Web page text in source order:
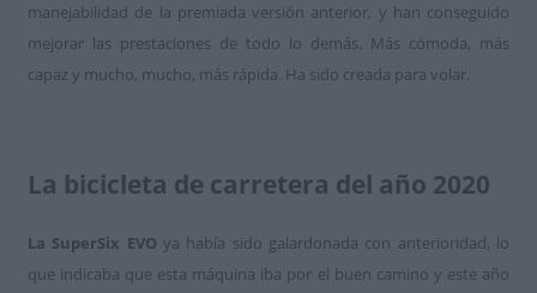
manejabilidad de la premiada versión anterior, y han conseguido
mejorar las prestaciones de todo lo demás. Más cómoda, más
capaz y mucho, mucho, más rápida. Ha sido creada para volar.
La bicicleta de carretera del año 2020
La SuperSix EVO ya había sido galardonada con anterioridad, lo
que indicaba que esta máquina iba por el buen camino y este año